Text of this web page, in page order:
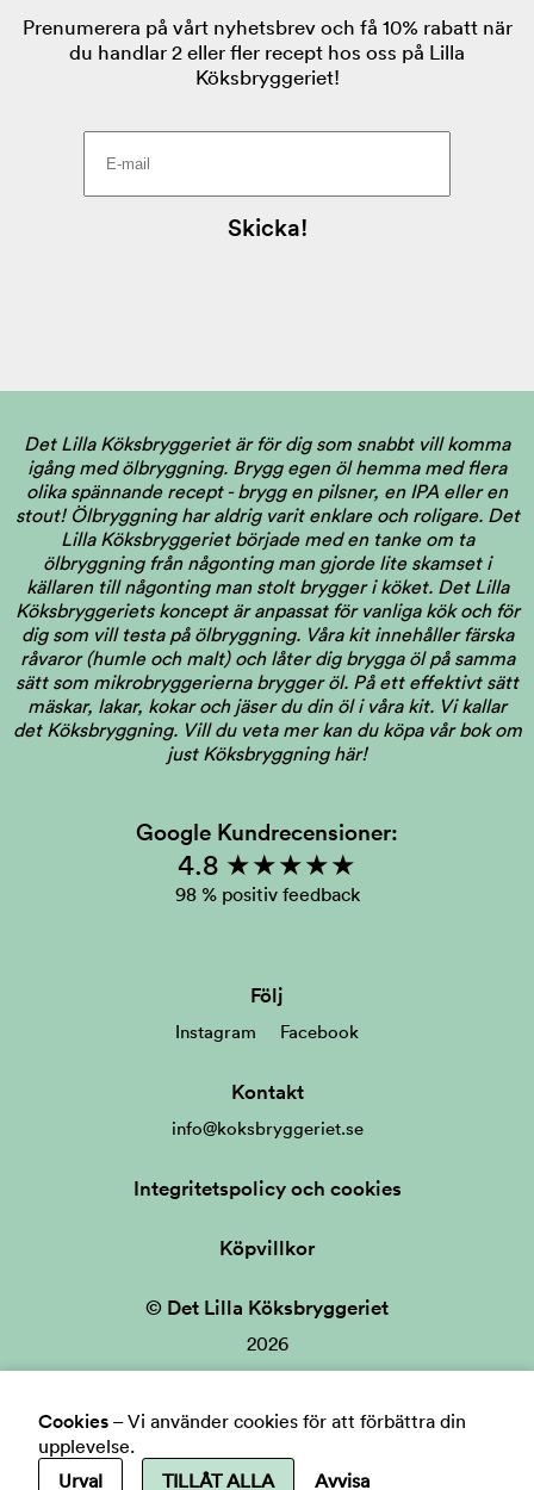
Det Lilla Köksbryggeriet är för dig som snabbt vill komma
igång med ölbryggning. Brygg egen öl hemma med flera
olika spännande recept - brygg en pilsner, en IPA eller en
stout! Ölbryggning har aldrig varit enklare och roligare. Det
Lilla Köksbryggeriet började med en tanke om ta
ölbryggning från någonting man gjorde lite skamset i
källaren till någonting man stolt brygger i köket. Det Lilla
Köksbryggeriets koncept är anpassat för vanliga kök och för
dig som vill testa på ölbryggning. Våra kit innehåller färska
råvaror (humle och malt) och låter dig brygga öl på samma
sätt som mikrobryggerierna brygger öl. På ett effektivt sätt
mäskar, lakar, kokar och jäser du din öl i våra kit. Vi kallar
det Köksbryggning. Vill du veta mer kan du köpa vår bok om
just Köksbryggning här!
Google Kundrecensioner:
4.8 ★★★★★
98 % positiv feedback
© Det Lilla Köksbryggeriet
2026
Kontakt
info@koksbryggeriet.se
Integritetspolicy och cookies
Köpvillkor
Följ
Instagram Facebook
Cookies –Vi använder cookies för att förbättra din
upplevelse.
Urval
TILLÅT ALLA Avvisa